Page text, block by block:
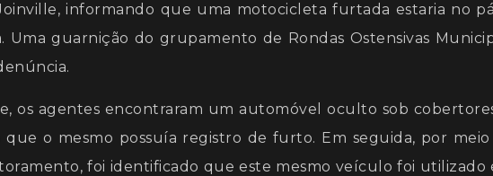
informando que uma motocicleta furtada estaria no
Uma guarnição do grupamento de Rondas Ostensivas
os agentes encontraram um automóvel oculto sob
o mesmo possuía registro de furto. Em seguida, por
foi identificado que este mesmo veículo foi utilizado